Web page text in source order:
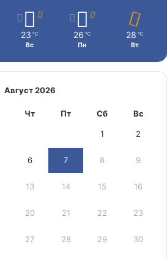
23 ℃
Вс
26 ℃
Пн
28 ℃
Вт
Август 2026
Чт Пт Сб Вс
1 2
6 7 8 9
13 14 15 16
20 21 22 23
27 28 29 30